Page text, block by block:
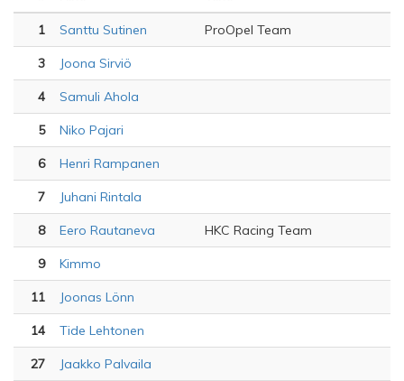
1 Santtu Sutinen ProOpel Team
3 Joona Sirviö
4 Samuli Ahola
5 Niko Pajari
6 Henri Rampanen
7 Juhani Rintala
8 Eero Rautaneva HKC Racing Team
9 Kimmo
11 Joonas Lönn
14 Tide Lehtonen
27 Jaakko Palvaila